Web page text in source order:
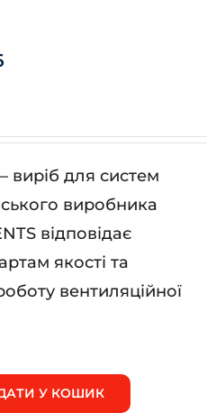
виріб для систем
виробника
відповідає
якості та
вентиляційної
У КОШИК